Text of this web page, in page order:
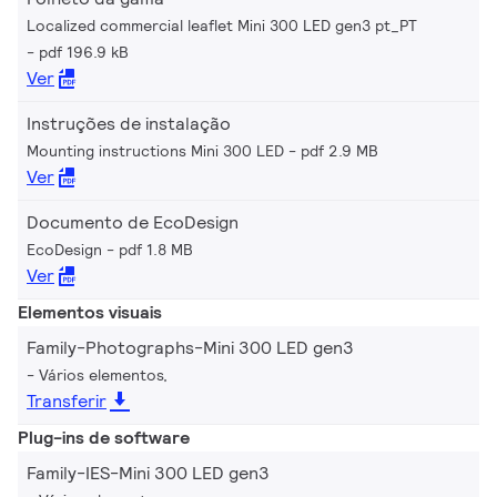
Localized commercial leaflet Mini 300 LED gen3 pt_PT
pdf 196.9 kB
Ver
Instruções de instalação
Mounting instructions Mini 300 LED pdf 2.9 MB
Ver
Documento de EcoDesign
EcoDesign pdf 1.8 MB
Ver
Elementos visuais
Family-Photographs-Mini 300 LED gen3
Vários elementos,
Transferir
Plug-ins de software
Family-IES-Mini 300 LED gen3